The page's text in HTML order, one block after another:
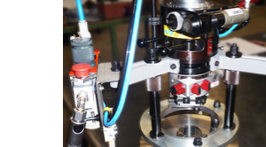
ПРОСМОТР ПРОДУКТОВ